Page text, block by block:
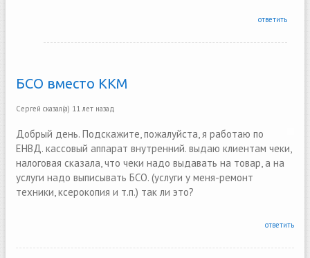
ответить
БСО вместо ККМ
Сергей сказал(а) 11 лет назад
Добрый день. Подскажите, пожалуйста, я работаю по
ЕНВД. кассовый аппарат внутренний. выдаю клиентам чеки,
налоговая сказала, что чеки надо выдавать на товар, а на
услуги надо выписывать БСО. (услуги у меня-ремонт
техники, ксерокопия и т.п.) так ли это?
ответить